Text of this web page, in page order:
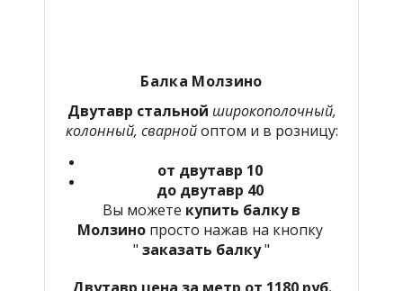
Балка Молзино
Двутавр стальной широкополочный,
колонный, сварнойоптом и в розницу:
от двутавр 10
до двутавр 40
Вы можете купить балку в
Молзино просто нажав на кнопку
" заказать балку"